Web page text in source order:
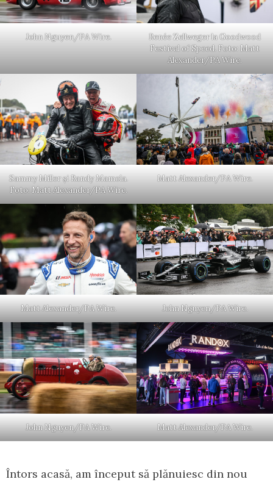
John Nguyen/PA Wire.
Renée Zellweger la Goodwood
Festival of Speed. Foto: Matt
Alexander/PA Wire.
Sammy Miller și Randy Mamola.
Foto: Matt Alexander/PA Wire.
Matt Alexander/PA Wire.
Matt Alexander/PA Wire. John Nguyen/PA Wire.
John Nguyen/PA Wire. Matt Alexander/PA Wire.
Întors acasă, am început să plănuiesc din nou